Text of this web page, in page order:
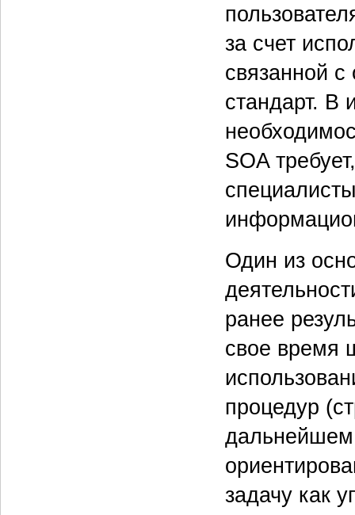
за счет
связанной
стандарт. В
SOA
Один из
ранее
свое время
процедур
дальнейшем
задачу как